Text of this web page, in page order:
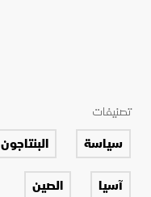
تصنيفات
سياسة البنتاجون
آسيا
الصين